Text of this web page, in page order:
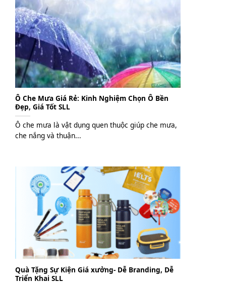
Ô Che Mưa Giá Rẻ: Kinh Nghiệm Chọn Ô Bền
Đẹp, Giá Tốt SLL
Ô che mưa là vật dụng quen thuộc giúp che mưa,
che nắng và thuận...
Quà Tặng Sự Kiện Giá xưởng- Dễ Branding, Dễ
Triển Khai SLL